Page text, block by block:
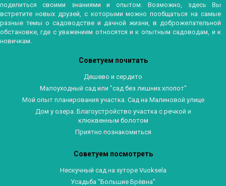
поделиться своими знаниями и опытом. Возможно, здесь Вы
встретите новых друзей, с которыми можно пообщаться на самые
разные темы о садоводстве и дачной жизни, в доброжелательной
обстановке, где с уважением относятся и к опытным садоводам, и к
новичкам.
Советуем почитать
Дешево и сердито
Малоуходный сад или "сад без лишних хлопот"
Мой опыт планирования участка. Сад на Малиновой улице
Дом у озера. Благоустройство участка с речкой и
клюквенным болотом
Приятно познакомиться
Советуем посмотреть
Нескучный сад на хуторе Vuoksela
Усадьба "Большие Брёвна"